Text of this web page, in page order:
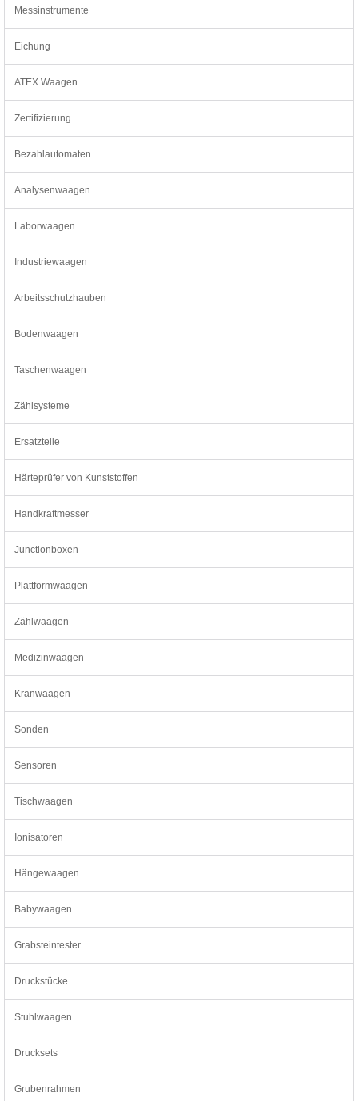
Messinstrumente
Eichung
ATEX Waagen
Zertifizierung
Bezahlautomaten
Analysenwaagen
Laborwaagen
Industriewaagen
Arbeitsschutzhauben
Bodenwaagen
Taschenwaagen
Zählsysteme
Ersatzteile
Härteprüfer von Kunststoffen
Handkraftmesser
Junctionboxen
Plattformwaagen
Zählwaagen
Medizinwaagen
Kranwaagen
Sonden
Sensoren
Tischwaagen
Ionisatoren
Hängewaagen
Babywaagen
Grabsteintester
Druckstücke
Stuhlwaagen
Drucksets
Grubenrahmen